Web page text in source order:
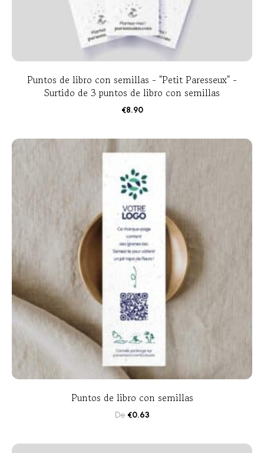
Puntos de libro con semillas - "Petit Paresseux" -
Surtido de 3 puntos de libro con semillas
€8.90
Puntos de libro con semillas
De €0.63